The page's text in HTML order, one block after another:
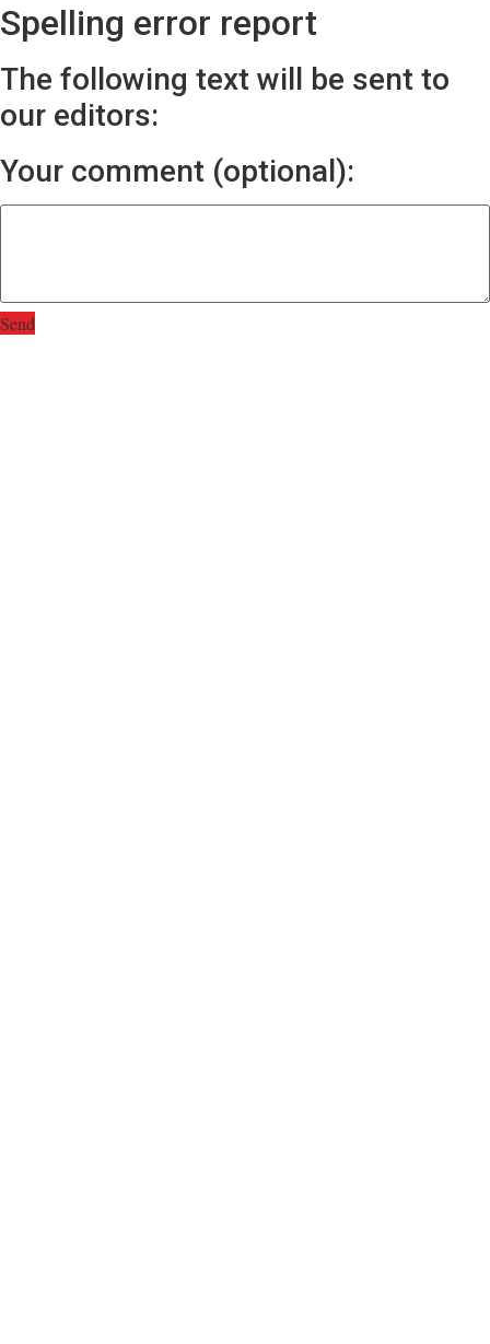
Spelling error report
The following text will be sent to
our editors:
Your comment (optional):
Send